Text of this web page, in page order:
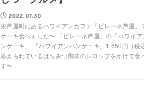
2022.07.30
東芦屋町にあるハワイアンカフェ「ピレーネ芦屋」
ケーキ食べました〜 「ピレーネ芦屋」の「ハワイア
ンケーキ」 「ハワイアンパンケーキ」1,650円（税
添えられているはちみつ風味のシロップをかけて食
す〜 ...